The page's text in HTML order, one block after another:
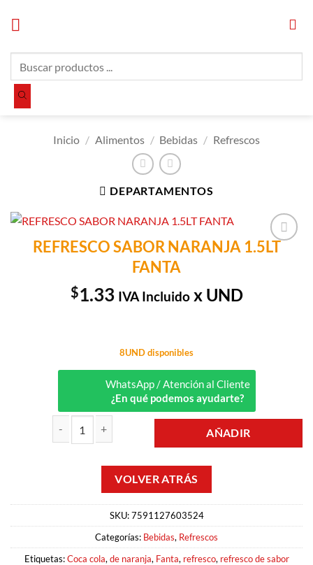
productos
Inicio / Alimentos / Bebidas / Refrescos
DEPARTAMENTOS
Añadir a
REFRESCO SABOR NARANJA 1.5LT
FANTA
$1.33 IVA Incluidox UND
8UND disponibles
WhatsApp / Atención al Cliente
¿En qué podemos ayudarte?
REFRESCO SABOR NARANJA 1.5LT FANTA cantidad
AÑADIR
SKU:7591127603524
Categorías: Bebidas, Refrescos
Etiquetas:Coca cola, de naranja, Fanta, refresco, refresco de sabor